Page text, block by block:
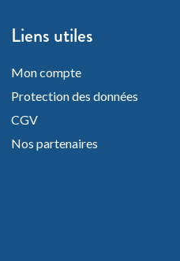
Liens utiles
Mon compte
Protection des données
CGV
Nos partenaires